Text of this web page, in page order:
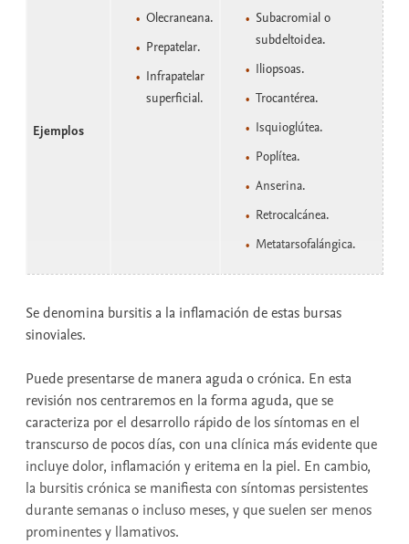
Ejemplos
Olecraneana.
Prepatelar.
Infrapatelar
superficial.
Subacromial o
subdeltoidea.
Iliopsoas.
Trocantérea.
Isquioglútea.
Poplítea.
Anserina.
Retrocalcánea.
Metatarsofalángica.
Se denomina bursitis a la inflamación de estas bursas
sinoviales.
Puede presentarse de manera aguda o crónica. En esta
revisión nos centraremos en la forma aguda, que se
caracteriza por el desarrollo rápido de los síntomas en el
transcurso de pocos días, con una clínica más evidente que
incluye dolor, inflamación y eritema en la piel. En cambio,
la bursitis crónica se manifiesta con síntomas persistentes
durante semanas o incluso meses, y que suelen ser menos
prominentes y llamativos.